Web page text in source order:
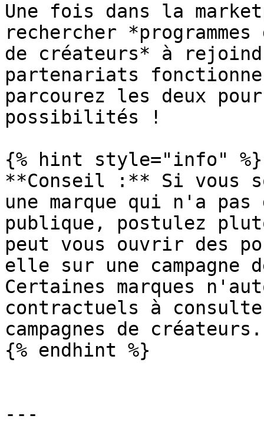
Une fois dans la
rechercher
de créateurs* à
partenariats
parcourez les deux
possibilités !
{% hint style="info" %}
**Conseil :** Si vous
une marque qui n'a pas
publique, postulez
peut vous ouvrir des
elle sur une
Certaines marques
contractuels à
campagnes de créateurs.
{% endhint %}
---